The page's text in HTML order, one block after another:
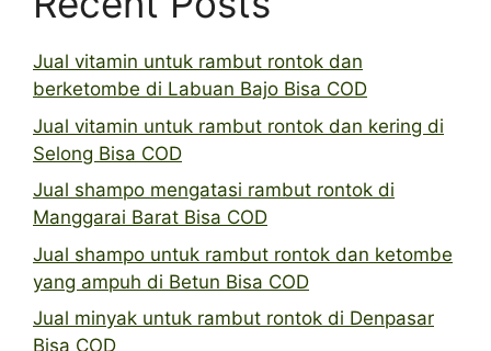
Jual vitamin untuk rambut rontok dan
berketombe di Labuan Bajo Bisa COD
Jual vitamin untuk rambut rontok dan kering di
Selong Bisa COD
Jual shampo mengatasi rambut rontok di
Manggarai Barat Bisa COD
Jual shampo untuk rambut rontok dan ketombe
yang ampuh di Betun Bisa COD
Jual minyak untuk rambut rontok di Denpasar
Bisa COD